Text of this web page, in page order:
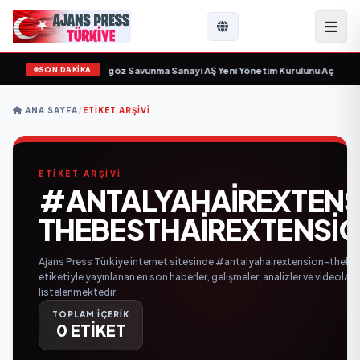
SON DAKİKA
gün sayıyor• Açıkgöz Savunma Sanayi AŞ Yeni Yönetim Kurulunu
ANA SAYFA/ETIKET ARŞIVI
ETİKET ARŞİVİ
Ajans Press Türkiye internet sitesinde #antalyahairextension-
etiketiyle yayınlanan en son haberler, gelişmeler, analizler ve videolar
listelenmektedir.
TOPLAM İÇERİK
0 ETİKET